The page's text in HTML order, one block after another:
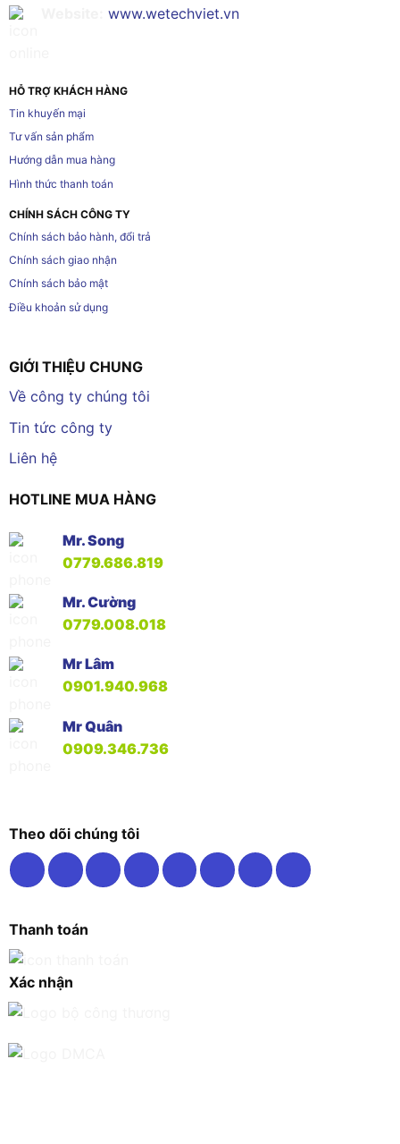
www.wetechviet.vn
HỖ TRỢ KHÁCH HÀNG
Tin khuyến mại
Tư vấn sản phẩm
Hướng dẫn mua hàng
Hình thức thanh toán
CHÍNH SÁCH CÔNG TY
Chính sách bảo hành, đổi trả
Chính sách giao nhận
Chính sách bảo mật
Điều khoản sử dụng
GIỚI THIỆU CHUNG
Về công ty chúng tôi
Tin tức công ty
Liên hệ
HOTLINE MUA HÀNG
Mr. Song
0779.686.819
Mr. Cường
0779.008.018
Mr Lâm
0901.940.968
Mr Quân
0909.346.736
Theo dõi chúng tôi
Thanh toán
Xác nhận